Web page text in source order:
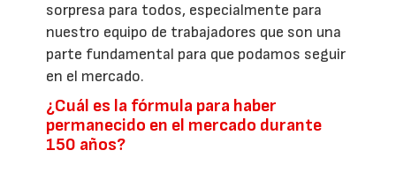
sorpresa para todos, especialmente para
nuestro equipo de trabajadores que son una
parte fundamental para que podamos seguir
en el mercado.
¿Cuál es la fórmula para haber
permanecido en el mercado durante
150 años?